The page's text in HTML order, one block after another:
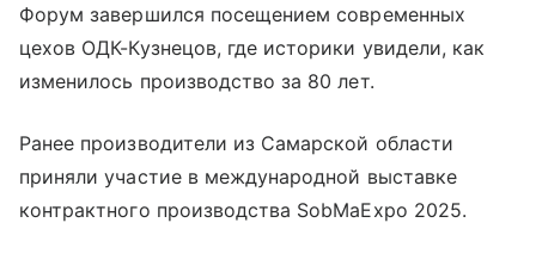
Форум завершился посещением современных
цехов ОДК-Кузнецов, где историки увидели, как
изменилось производство за 80 лет.
Ранее производители из Самарской области
приняли участие в международной выставке
контрактного производства SobMaExpo 2025.